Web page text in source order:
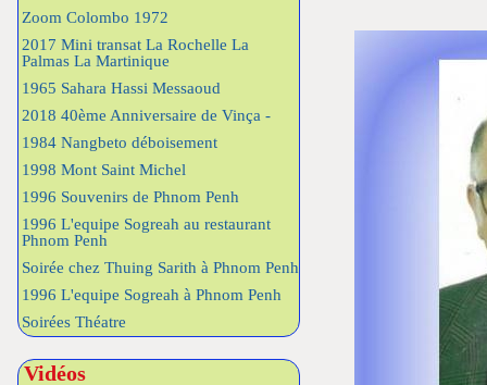
Zoom Colombo 1972
2017 Mini transat La Rochelle La
Palmas La Martinique
1965 Sahara Hassi Messaoud
2018 40ème Anniversaire de Vinça -
1984 Nangbeto déboisement
1998 Mont Saint Michel
1996 Souvenirs de Phnom Penh
1996 L'equipe Sogreah au restaurant
Phnom Penh
Soirée chez Thuing Sarith à Phnom Penh
1996 L'equipe Sogreah à Phnom Penh
Soirées Théatre
Vidéos